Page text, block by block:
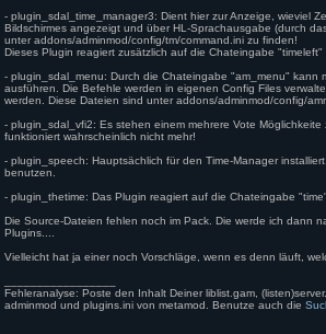
- plugin_sdal_time_manager3: Dient hier zur Anzeige, wieviel
Bildschirmes angezeigt und über HL-Sprachausgabe (durch
unter addons/adminmod/config/tm/command.ini zu finden!
Dieses Plugin reagiert zusätzlich auf die Chateingabe "timeleft"
- plugin_sdal_menu: Durch die Chateingabe "am_menu" kann
ausführen. Die Befehle werden in eigenen Config Files
werden. Diese Dateien sind unter addons/adminmod/config/
- plugin_sdal_vfi2: Es stehen einem mehrere Vote
funktioniert wahrscheinlich nicht mehr!
- plugin_speech: Hauptsächlich für den Time-Manager
benutzen.
- plugin_thetime: Das Plugin reagiert auf die Chateingabe
Die Source-Dateien fehlen noch im Pack. Die werde ich dann
Plugins....
Vielleicht hat ja einer noch Vorschläge, wenn es denn läuft,
Fehleranalyse: Poste den Inhalt Deiner liblist.gam,
adminmod und plugins.ini von metamod. Benutze auch die